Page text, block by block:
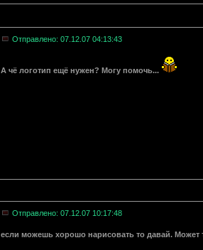
Отправлено: 07.12.07 04:13:43
А чё логотип ещё нужен? Могу помочь...
Отправлено: 07.12.07 10:17:48
если можешь хорошо нарисовать то давай. Может